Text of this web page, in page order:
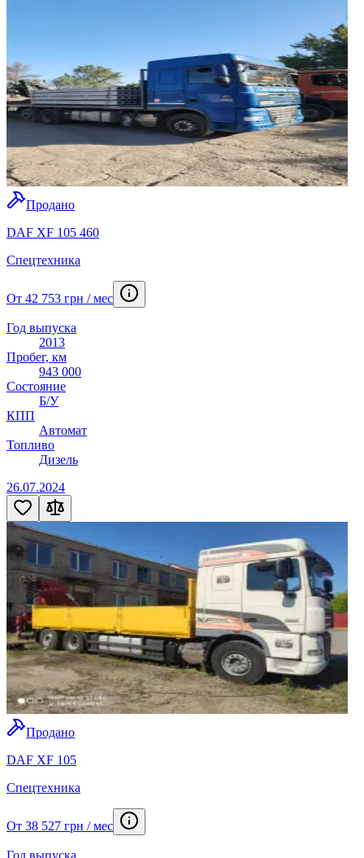
Продано
DAF XF 105 460
Спецтехника
От 42 753 грн / мес
Год выпуска
2013
Пробег, км
943 000
Состояние
Б/У
КПП
Автомат
Топливо
Дизель
26.07.2024
Продано
DAF XF 105
Спецтехника
От 38 527 грн / мес